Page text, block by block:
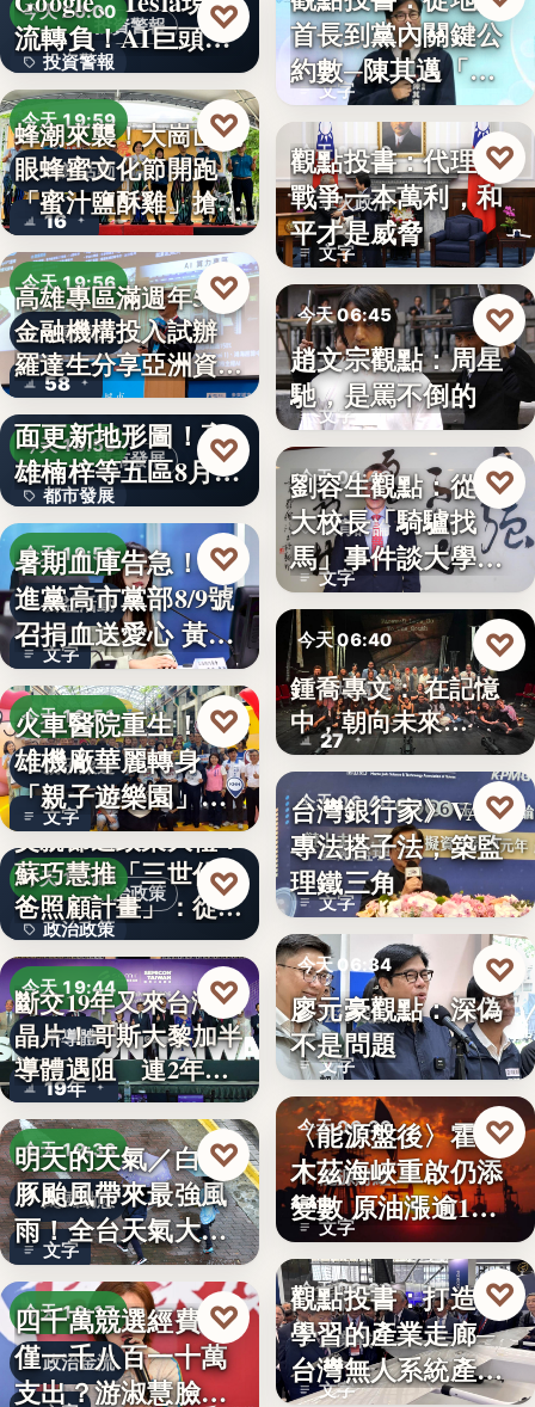
投資警報
今天 20:00
投資警報
文字
流轉負！AI巨頭…
♡
今天 19:59
農業活動
16
蜂潮來襲！大崗山龍
眼蜂蜜文化節開跑
「蜜汁鹽酥雞」搶先
爆…
♡
今天 19:56
金融政策
58
高雄專區滿週年58家
金融機構投入試辦
羅達生分享亞洲資
產…
♡
都市發展
今天 19:55
都市發展
文字
二十多年來首次全
面更新地形圖！高
雄楠梓等五區8月20
日上…
♡
今天 19:53
公益活動
文字
暑期血庫告急！民
進黨高市黨部8/9號
召捐血送愛心 黃
捷、…
♡
今天 19:51
親子旅遊
文字
火車醫院重生！高
雄機廠華麗轉身
「親子遊樂園」
開幕首日…
♡
政治政策
今天 19:49
政治政策
50%
父親節送政策大禮！
蘇巧慧推「三世代爸
爸照顧計畫」：從準
爸…
♡
今天 19:44
半導體
19年
斷交19年又來台灣找
晶片！哥斯大黎加半
導體遇阻 連2年
參…
♡
今天 19:38
颱風動態
文字
明天的天氣／白海
豚颱風帶來最強風
雨！全台天氣大轉
變「豪雨…
♡
今天 19:17
政治金流
四千萬競選經費，
僅一千八百一十萬
支出？游淑慧臉書
♡
政治分析
文字
首長到黨內關鍵公
約數─陳其邁「被
組閣」背…
今天 06:50
軍火政治
文字
觀點投書：代理人
戰爭一本萬利，和
平才是威脅
♡
今天 06:45
文化評論
文字
趙文宗觀點：周星
馳，是罵不倒的
♡
今天 06:42
教育評論
文字
劉容生觀點：從清
大校長「騎驢找
馬」事件談大學治
理與領導倫…
♡
今天 06:40
劇場隨筆
27
鍾喬專文： 在記憶
中，朝向未來…
♡
今天 06:40
金融監理
文字
台灣銀行家》VASP
專法搭子法，築監
理鐵三角
♡
今天 06:34
法律觀點
文字
廖元豪觀點：深偽
不是問題
♡
今天 06:30
能源財經
文字
〈能源盤後〉霍爾
木茲海峽重啟仍添
變數 原油漲逾1%
但周…
♡
今天 06:30
產業戰略
文字
觀點投書：打造會
學習的產業走廊─
台灣無人系統產業
♡